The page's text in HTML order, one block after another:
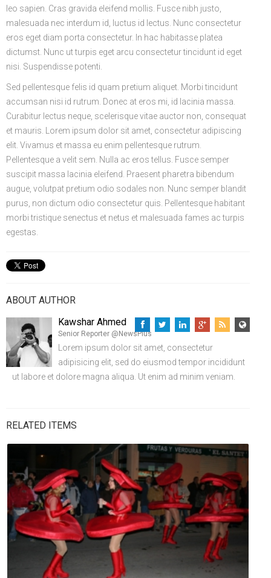
leo sapien. Cras gravida eleifend mollis. Fusce nibh justo,
malesuada nec interdum id, luctus id lectus. Nunc consectetur
eros eget diam porta consectetur. In hac habitasse platea
dictumst. Nunc ut turpis eget arcu consectetur tincidunt id eget
nisi. Suspendisse potenti.
Sed pellentesque felis id quam pretium aliquet. Morbi tincidunt
accumsan nisi id rutrum. Donec at eros mi, id lacinia massa.
Curabitur lectus neque, scelerisque vitae auctor non, consequat
et mauris. Lorem ipsum dolor sit amet, consectetur adipiscing
elit. Vivamus et massa eu enim pellentesque rutrum.
Pellentesque a velit sem. Nulla ac eros tellus. Fusce semper
suscipit massa lacinia eleifend. Praesent pharetra bibendum
augue, volutpat pretium odio sodales non. Nunc semper blandit
purus, non dictum odio consectetur quis. Pellentesque habitant
morbi tristique senectus et netus et malesuada fames ac turpis
egestas.
ABOUT AUTHOR
Kawshar Ahmed
Senior Reporter @NewsPlus
Lorem ipsum dolor sit amet, consectetur
adipisicing elit, sed do eiusmod tempor incididunt
ut labore et dolore magna aliqua. Ut enim ad minim veniam.
RELATED ITEMS